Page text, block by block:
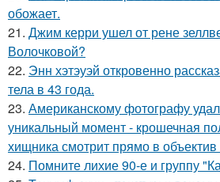
обожает.
21. Джим керри ушел от рене
Волочковой?
22. Энн хэтэуэй откровенно
тела в 43 года.
23. Американскому фотографу
уникальный момент - крошечная
хищника смотрит прямо в
24. Помните лихие 90-е и группу